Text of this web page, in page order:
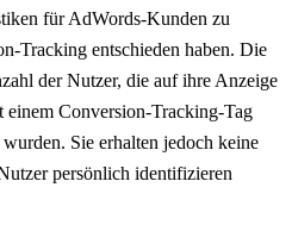
für AdWords-Kunden zu
Tracking entschieden haben. Die
der Nutzer, die auf ihre Anzeige
Conversion-Tracking-Tag
Sie erhalten jedoch keine
persönlich identifizieren